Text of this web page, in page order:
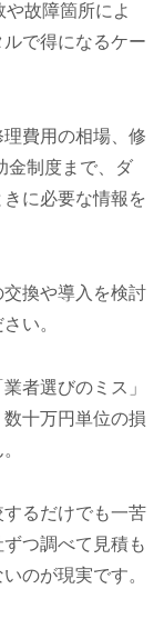
故障箇所によ
で得になるケー
費用の相場、修
金制度まで、ダ
に必要な情報を
換や導入を検討
い。
者選びのミス」
十万円単位の損
るだけでも一苦
つ調べて見積も
のが現実です。